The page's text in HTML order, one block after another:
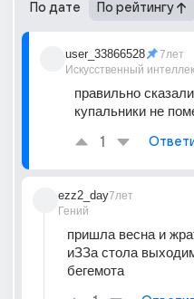
По дате По рейтингу
user_33866528
Искусственный
7лет
правильно
купальники не
1
ezz2_day
Гений
7лет
пришла весна и
иЗЗа стола
бегемота